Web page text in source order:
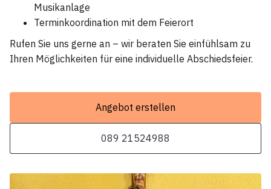
Musikanlage
Terminkoordination mit dem Feierort
Rufen Sie uns gerne an – wir beraten Sie einfühlsam zu
Ihren Möglichkeiten für eine individuelle Abschiedsfeier.
Angebot erstellen
089 21524988